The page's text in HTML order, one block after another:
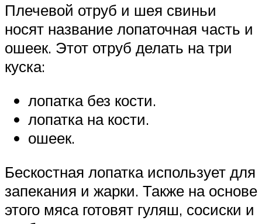
Плечевой отруб и шея свиньи
носят название лопаточная часть и
ошеек. Этот отруб делать на три
куска:
лопатка без кости.
лопатка на кости.
ошеек.
Бескостная лопатка использует для
запекания и жарки. Также на основе
этого мяса готовят гуляш, сосиски и